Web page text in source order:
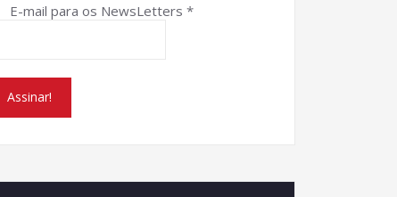
E-mail para os NewsLetters *